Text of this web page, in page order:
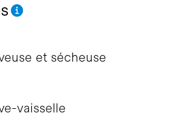
et sécheuse
vaisselle